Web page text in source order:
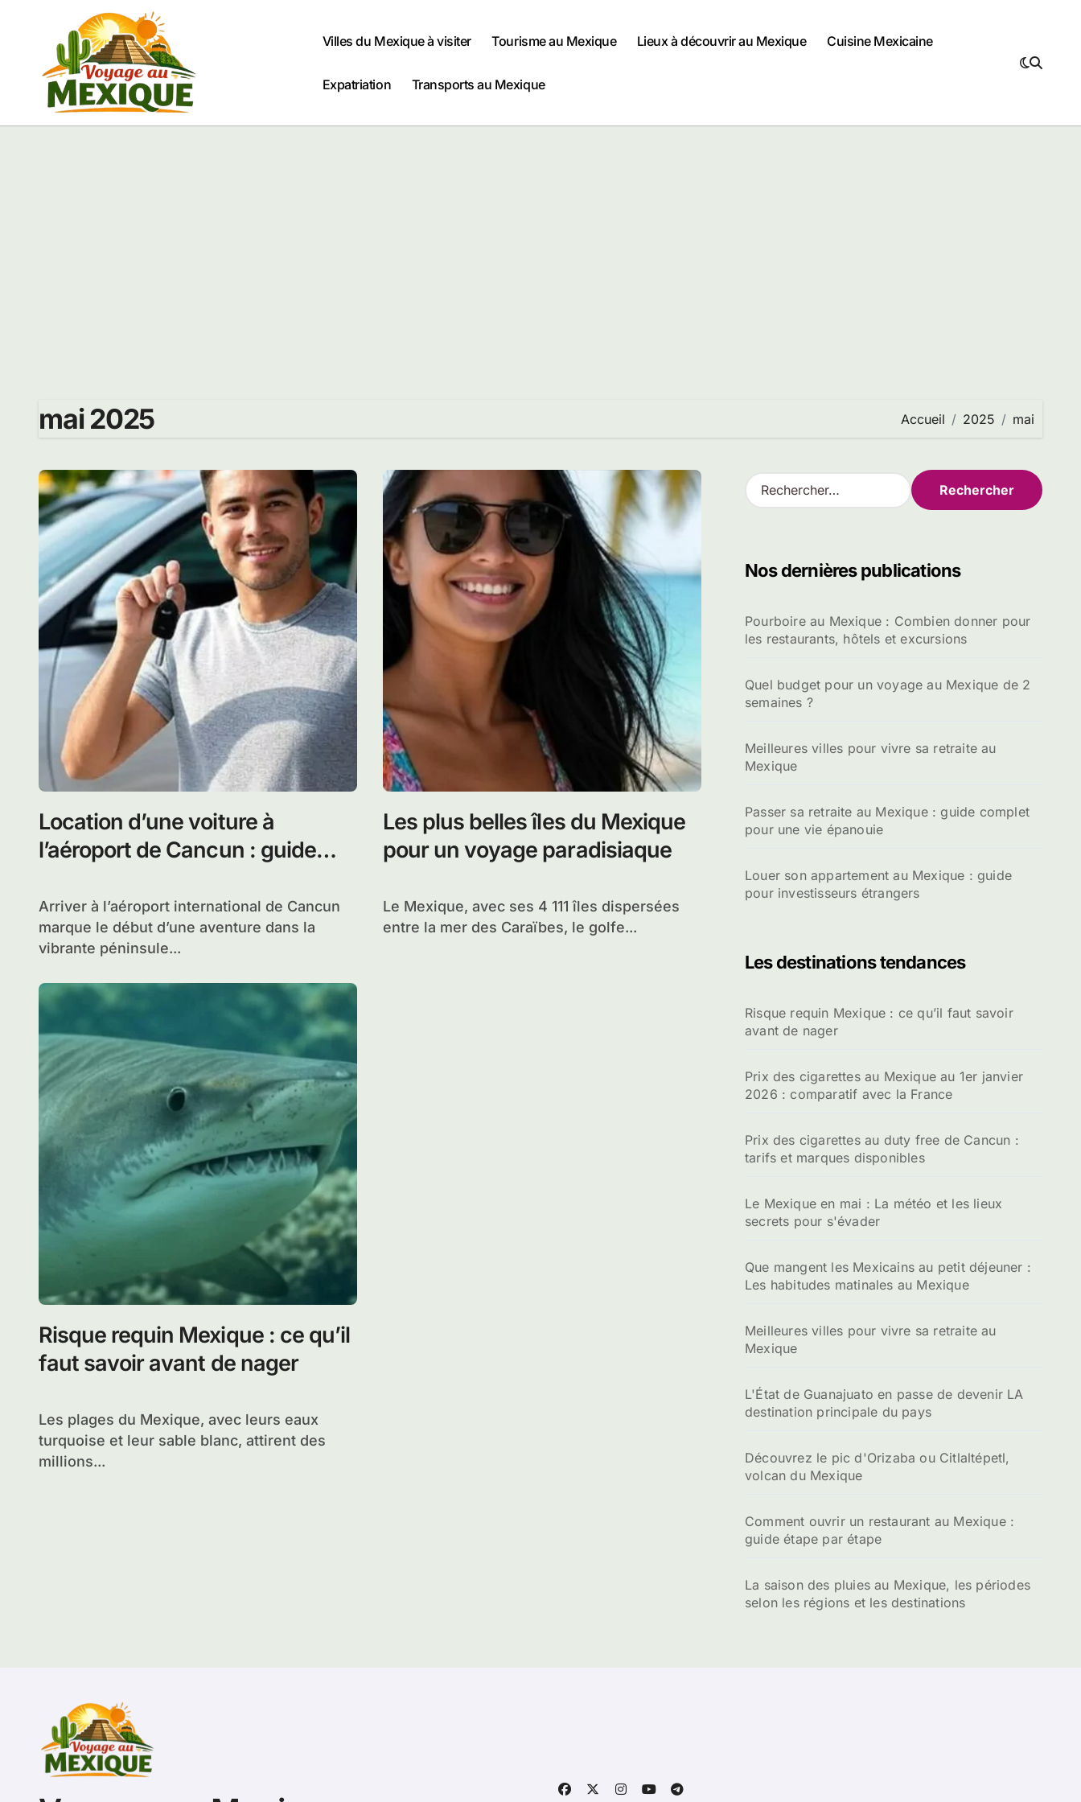
Villes du Mexique à visiter Tourisme au Mexique Lieux à découvrir au Mexique Cuisine Mexicaine
Expatriation Transports au Mexique
mai 2025 Accueil 2025 mai
Location d’une voiture à
l’aéroport de Cancun : guide
facilement
Arriver à l’aéroport international de Cancun
marque le début d’une aventure dans la
vibrante péninsule...
Les plus belles îles du Mexique
pour un voyage paradisiaque
Le Mexique, avec ses 4 111 îles dispersées
entre la mer des Caraïbes, le golfe...
Risque requin Mexique : ce qu’il
faut savoir avant de nager
Les plages du Mexique, avec leurs eaux
turquoise et leur sable blanc, attirent des
millions...
R
e
r
e
r
Nos dernières publications
Pourboire au Mexique : Combien donner pour
les restaurants, hôtels et excursions
Quel budget pour un voyage au Mexique de 2
semaines ?
Meilleures villes pour vivre sa retraite au
Mexique
Passer sa retraite au Mexique : guide complet
pour une vie épanouie
Louer son appartement au Mexique : guide
pour investisseurs étrangers
Les destinations tendances
Risque requin Mexique : ce qu’il faut savoir
avant de nager
Prix des cigarettes au Mexique au 1er janvier
2026 : comparatif avec la France
Prix des cigarettes au duty free de Cancun :
tarifs et marques disponibles
Le Mexique en mai : La météo et les lieux
secrets pour s'évader
Que mangent les Mexicains au petit déjeuner :
Les habitudes matinales au Mexique
Meilleures villes pour vivre sa retraite au
Mexique
L'État de Guanajuato en passe de devenir LA
destination principale du pays
Découvrez le pic d'Orizaba ou Citlaltépetl,
volcan du Mexique
Comment ouvrir un restaurant au Mexique :
guide étape par étape
La saison des pluies au Mexique, les périodes
selon les régions et les destinations